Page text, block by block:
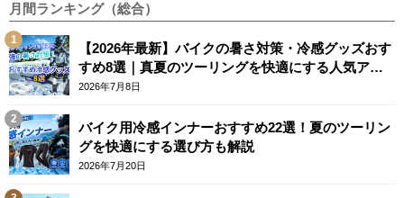
月間ランキング（総合）
【2026年最新】バイクの暑さ対策・冷感グッズおす
すめ8選｜真夏のツーリングを快適にする人気アイ
テム
2026年7月8日
バイク用冷感インナーおすすめ22選！夏のツーリン
グを快適にする選び方も解説
2026年7月20日